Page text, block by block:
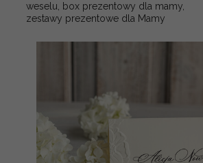
weselu, box prezentowy dla mamy,
zestawy prezentowe dla Mamy